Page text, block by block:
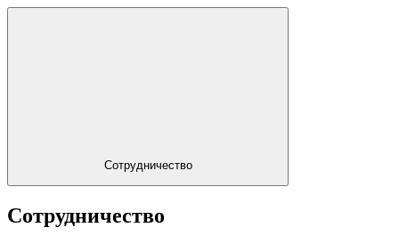
Сотрудничество
Сотрудничество